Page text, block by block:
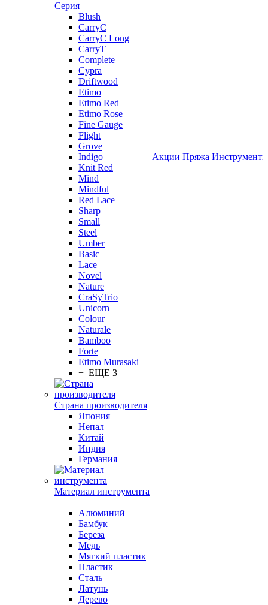
Серия
Blush
CarryC
CarryC Long
CarryT
Complete
Cypra
Driftwood
Etimo
Etimo Red
Etimo Rose
Fine Gauge
Flight
Grove
Indigo
Knit Red
Mind
Mindful
Red Lace
Sharp
Small
Steel
Umber
Basic
Lace
Novel
Nature
CraSyTrio
Unicorn
Colour
Naturale
Bamboo
Forte
Etimo Murasaki
+ ЕЩЕ 3
Страна производителя
Япония
Непал
Китай
Индия
Германия
Материал инструмента
Алюминий
Бамбук
Береза
Медь
Мягкий пластик
Пластик
Сталь
Латунь
Дерево
Акции Пряжа Инструменты